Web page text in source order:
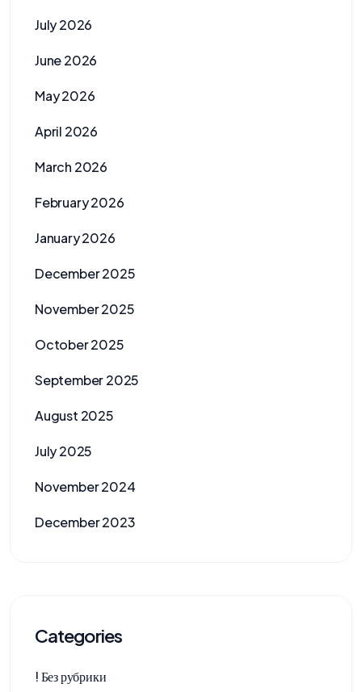
July 2026
June 2026
May 2026
April 2026
March 2026
February 2026
January 2026
December 2025
November 2025
October 2025
September 2025
August 2025
July 2025
November 2024
December 2023
Categories
! Без рубрики